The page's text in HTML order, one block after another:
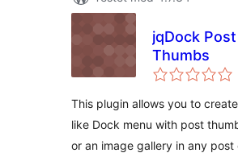
jqDock Post
Thumbs
This plugin allows you to
like Dock menu with post
or an image gallery in any post